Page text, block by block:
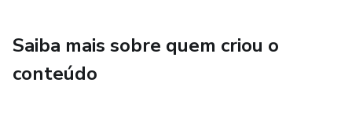
Saiba mais sobre quem criou o
conteúdo